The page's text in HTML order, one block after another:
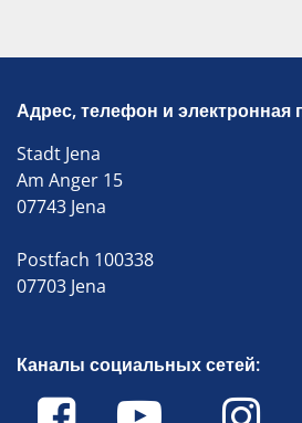
Адрес, телефон и электронная
Stadt Jena
Am Anger 15
07743 Jena
Postfach 100338
07703 Jena
Каналы социальных сетей: